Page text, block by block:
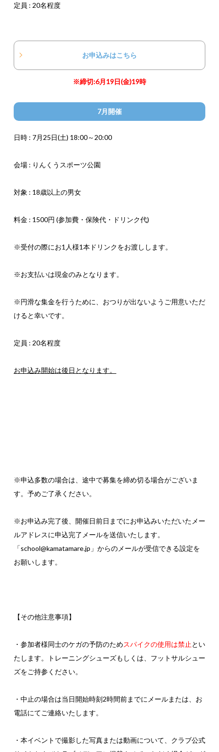
定員 : 20名程度
お申込みはこちら
※締切:6月19日(金)19時
7月開催
日時 : 7月25日(土) 18:00～20:00
会場 : りんくうスポーツ公園
対象 : 18歳以上の男女
料金 : 1500円 (参加費・保険代・ドリンク代)
※受付の際にお1人様1本ドリンクをお渡しします。
※お支払いは現金のみとなります。
※円滑な集金を行うために、おつりが出ないようご用意いただ
けると幸いです。
定員 : 20名程度
お申込み開始は後日となります。
※申込多数の場合は、途中で募集を締め切る場合がございま
す。予めご了承ください。
※お申込み完了後、開催日前日までにお申込みいただいたメー
ルアドレスに申込完了メールを送信いたします。
「school@kamatamare.jp」からのメールが受信できる設定を
お願いします。
【その他注意事項】
・参加者様同士のケガの予防のためスパイクの使用は禁止 とい
たします。トレーニングシューズもしくは、フットサルシュー
ズをご持参ください。
・中止の場合は当日開始時刻2時間前までにメールまたは、お
電話にてご連絡いたします。
・本イベントで撮影した写真または動画について、クラブ公式